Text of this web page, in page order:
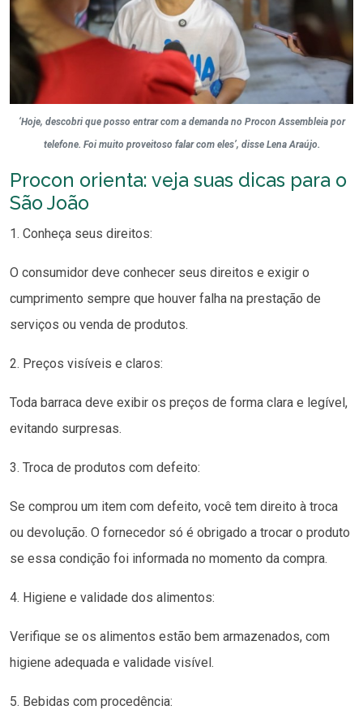
‘Hoje, descobri que posso entrar com a demanda no Procon Assembleia por
telefone. Foi muito proveitoso falar com eles’, disse Lena Araújo.
Procon orienta: veja suas dicas para o
São João
1. Conheça seus direitos:
O consumidor deve conhecer seus direitos e exigir o
cumprimento sempre que houver falha na prestação de
serviços ou venda de produtos.
2. Preços visíveis e claros:
Toda barraca deve exibir os preços de forma clara e legível,
evitando surpresas.
3. Troca de produtos com defeito:
Se comprou um item com defeito, você tem direito à troca
ou devolução. O fornecedor só é obrigado a trocar o produto
se essa condição foi informada no momento da compra.
4. Higiene e validade dos alimentos:
Verifique se os alimentos estão bem armazenados, com
higiene adequada e validade visível.
5. Bebidas com procedência: